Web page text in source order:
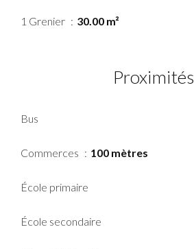
1 Grenier 30.00 m²
Proximités
Bus
Commerces 100 mètres
École primaire
École secondaire